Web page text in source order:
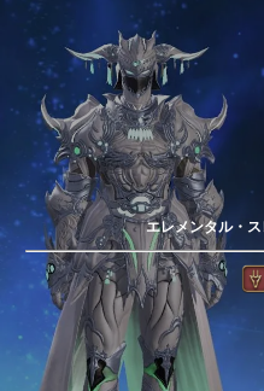
エレメンタル・